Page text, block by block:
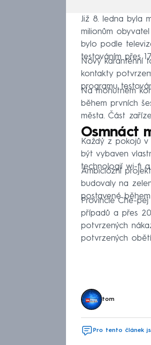
Již 8. ledna byla
milionům
bylo podle
testováním přes
Nový karanténní
kontakty
programu
Na mohutném
během prvních
města. Část
Osmnáct
Každý z pokojů
být vybaven
technologií wi-fi a
Ambiciózní
budovaly na
postavené
Provincie Che-
případů a přes
potvrzených
potvrzených
tom
Pro tento článek